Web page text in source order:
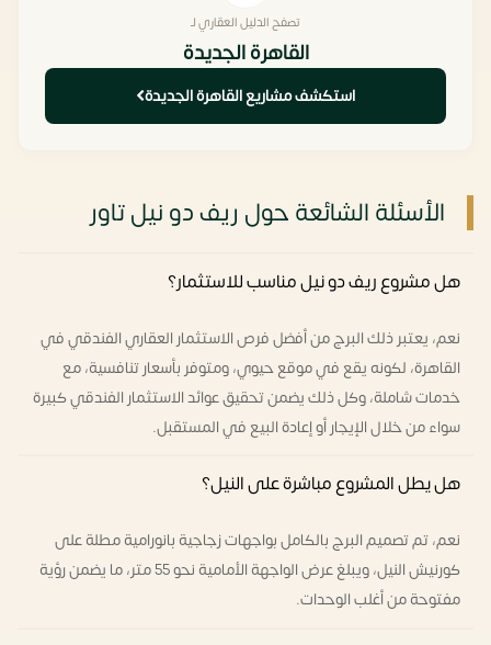
تصفح الدليل العقاري لـ
القاهرة الجديدة
استكشف مشاريع القاهرة الجديدة
الأسئلة الشائعة حول ريف دو نيل تاور
هل مشروع ريف دو نيل مناسب للاستثمار؟
نعم، يعتبر ذلك البرج من أفضل فرص الاستثمار العقاري الفندقي في
القاهرة، لكونه يقع في موقع حيوي، ومتوفر بأسعار تنافسية، مع
خدمات شاملة، وكل ذلك يضمن تحقيق عوائد الاستثمار الفندقي كبيرة
سواء من خلال الإيجار أو إعادة البيع في المستقبل.
هل يطل المشروع مباشرة على النيل؟
نعم، تم تصميم البرج بالكامل بواجهات زجاجية بانورامية مطلة على
كورنيش النيل، ويبلغ عرض الواجهة الأمامية نحو 55 متر، ما يضمن رؤية
مفتوحة من أغلب الوحدات.